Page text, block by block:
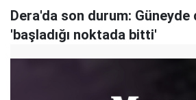
Dera'da son durum: Güneyde
'başladığı noktada bitti'